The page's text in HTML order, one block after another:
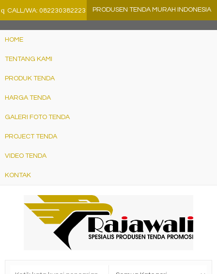
q CALL/WA: 082230382223 PRODUSEN TENDA MURAH INDONESIA
HOME
TENTANG KAMI
PRODUK TENDA
HARGA TENDA
GALERI FOTO TENDA
PROJECT TENDA
VIDEO TENDA
KONTAK